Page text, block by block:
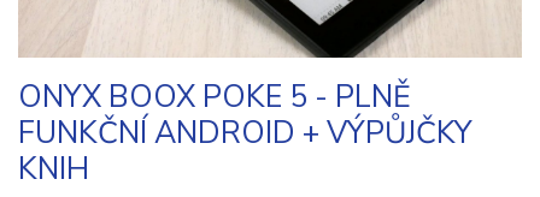
ONYX BOOX POKE 5 - PLNĚ
FUNKČNÍ ANDROID + VÝPŮJČKY
KNIH